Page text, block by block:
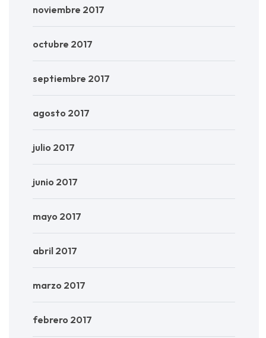
noviembre 2017
octubre 2017
septiembre 2017
agosto 2017
julio 2017
junio 2017
mayo 2017
abril 2017
marzo 2017
febrero 2017